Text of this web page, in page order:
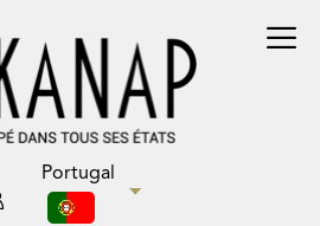
Portugal